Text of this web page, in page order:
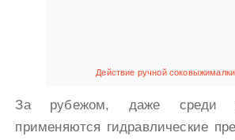
Действие ручной соковыжималки
За рубежом, даже среди
применяются гидравлические